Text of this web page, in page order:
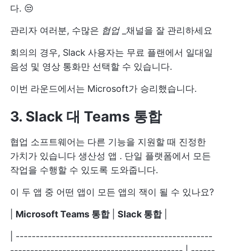
다. 😒
관리자 여러분, 수많은 협업_채널을 잘 관리하세요
회의의 경우, Slack 사용자는 무료 플랜에서 일대일
음성 및 영상 통화만 선택할 수 있습니다.
이번 라운드에서는 Microsoft가 승리했습니다.
3. Slack 대 Teams 통합
협업 소프트웨어는 다른 기능을 지원할 때 진정한
가치가 있습니다 생산성 앱 . 단일 플랫폼에서 모든
작업을 수행할 수 있도록 도와줍니다.
이 두 앱 중 어떤 앱이 모든 앱의 잭이 될 수 있나요?
Microsoft Teams 통합| Slack 통합|
| -------------------------------------------------